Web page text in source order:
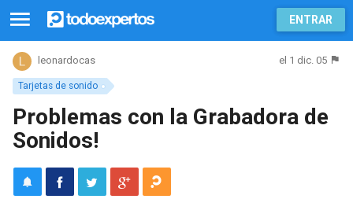
ENTRAR
Tarjetas de sonido
leonardocas el 1 dic. 05
Problemas con la Grabadora de
Sonidos!